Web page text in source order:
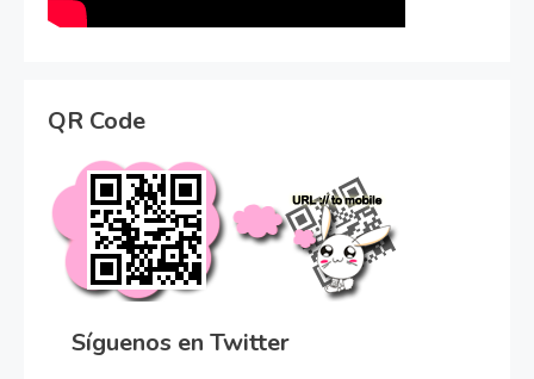
QR Code
Síguenos en Twitter